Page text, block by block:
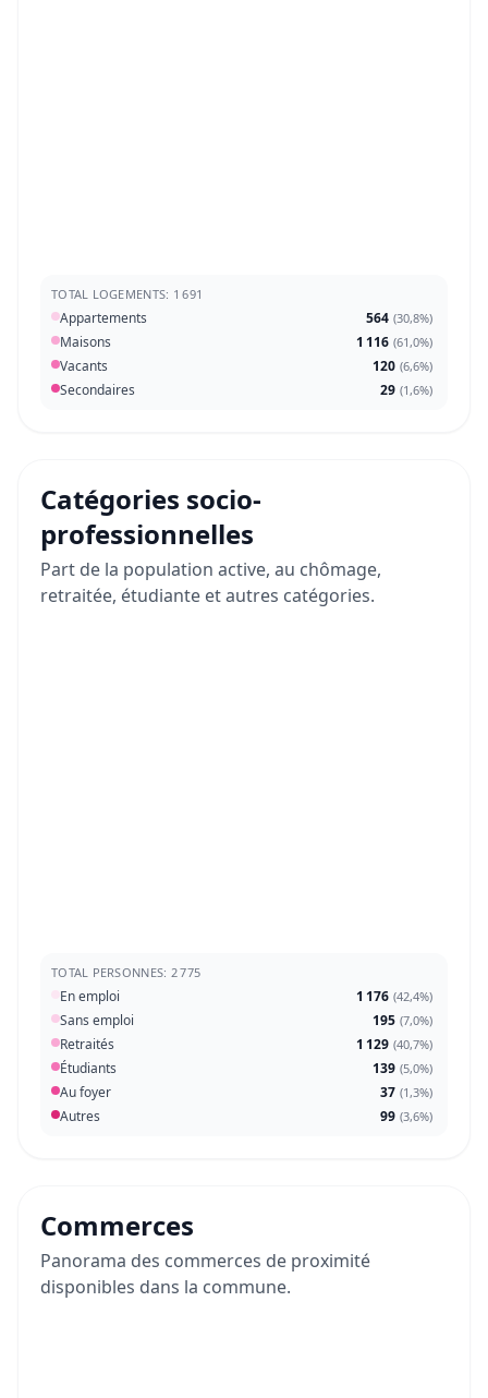
TOTAL LOGEMENTS: 1 691
Appartements 564 (30,8%)
Maisons 1 116 (61,0%)
Vacants 120 (6,6%)
Secondaires 29 (1,6%)
Catégories socio-
professionnelles
Part de la population active, au chômage,
retraitée, étudiante et autres catégories.
TOTAL PERSONNES: 2 775
En emploi 1 176 (42,4%)
Sans emploi 195 (7,0%)
Retraités 1 129 (40,7%)
Étudiants 139 (5,0%)
Au foyer 37 (1,3%)
Autres 99 (3,6%)
Commerces
Panorama des commerces de proximité
disponibles dans la commune.